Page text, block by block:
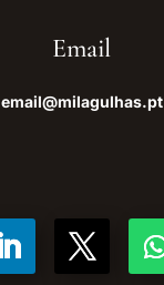
Email
email@milagulhas.pt